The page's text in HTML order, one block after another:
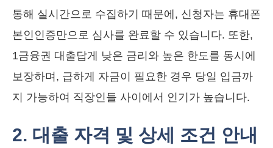
통해 실시간으로 수집하기 때문에, 신청자는 휴대폰
본인인증만으로 심사를 완료할 수 있습니다. 또한,
1금융권 대출답게 낮은 금리와 높은 한도를 동시에
보장하며, 급하게 자금이 필요한 경우 당일 입금까
지 가능하여 직장인들 사이에서 인기가 높습니다.
2. 대출 자격 및 상세 조건 안내